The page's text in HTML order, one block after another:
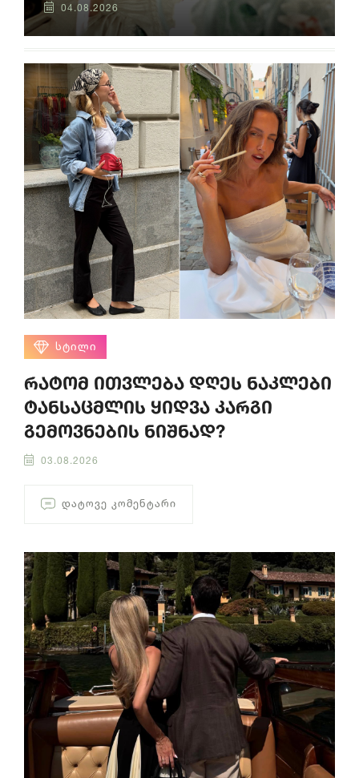
04.08.2026
ᲡᲢᲘᲚᲘ
რატომ ითვლება დღეს ნაკლები
ტანსაცმლის ყიდვა კარგი
გემოვნების ნიშნად?
03.08.2026
ᲓᲐᲢᲝᲕᲔ ᲙᲝᲛᲔᲜᲢᲐᲠᲘ